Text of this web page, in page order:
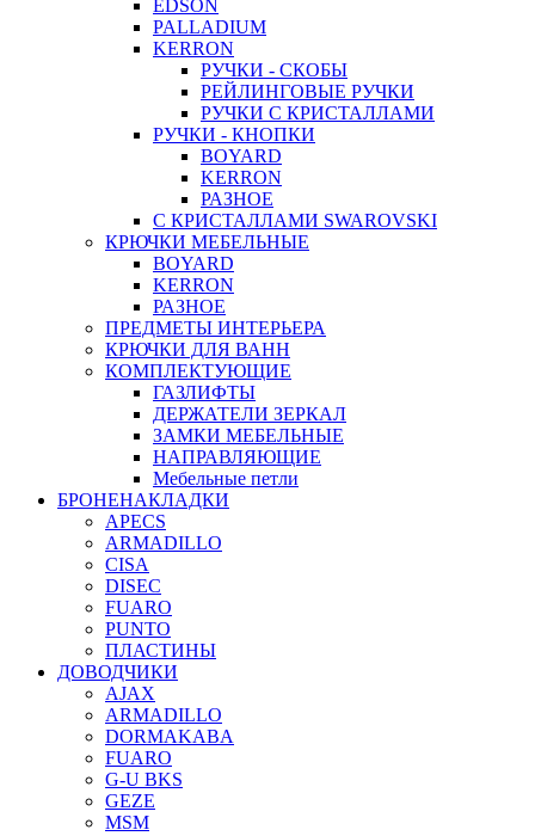
EDSON
PALLADIUM
KERRON
РУЧКИ - СКОБЫ
РЕЙЛИНГОВЫЕ РУЧКИ
РУЧКИ С КРИСТАЛЛАМИ
РУЧКИ - КНОПКИ
BOYARD
KERRON
РАЗНОЕ
С КРИСТАЛЛАМИ SWAROVSKI
КРЮЧКИ МЕБЕЛЬНЫЕ
BOYARD
KERRON
РАЗНОЕ
ПРЕДМЕТЫ ИНТЕРЬЕРА
КРЮЧКИ ДЛЯ ВАНН
КОМПЛЕКТУЮЩИЕ
ГАЗЛИФТЫ
ДЕРЖАТЕЛИ ЗЕРКАЛ
ЗАМКИ МЕБЕЛЬНЫЕ
НАПРАВЛЯЮЩИЕ
Мебельные петли
БРОНЕНАКЛАДКИ
APECS
ARMADILLO
CISA
DISEC
FUARO
PUNTO
ПЛАСТИНЫ
ДОВОДЧИКИ
AJAX
ARMADILLO
DORMAKABA
FUARO
G-U BKS
GEZE
MSM